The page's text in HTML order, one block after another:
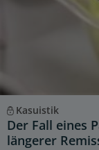
Kasuistik
Der Fall eines
längerer